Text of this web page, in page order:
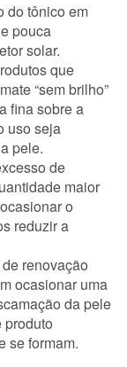
do tônico em
pouca
solar.
que
“sem brilho”
fina sobre a
uso seja
pele.
de
maior
o
reduzir a
renovação
ocasionar uma
da pele
produto
se formam.